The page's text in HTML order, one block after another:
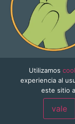
Freedom & Color
Utilizamos
experiencia al
este sitio
vale